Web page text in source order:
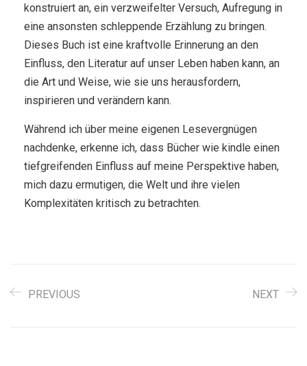
konstruiert an, ein verzweifelter Versuch, Aufregung in
eine ansonsten schleppende Erzählung zu bringen.
Dieses Buch ist eine kraftvolle Erinnerung an den
Einfluss, den Literatur auf unser Leben haben kann, an
die Art und Weise, wie sie uns herausfordern,
inspirieren und verändern kann.
Während ich über meine eigenen Lesevergnügen
nachdenke, erkenne ich, dass Bücher wie kindle einen
tiefgreifenden Einfluss auf meine Perspektive haben,
mich dazu ermutigen, die Welt und ihre vielen
Komplexitäten kritisch zu betrachten.
PREVIOUS NEXT